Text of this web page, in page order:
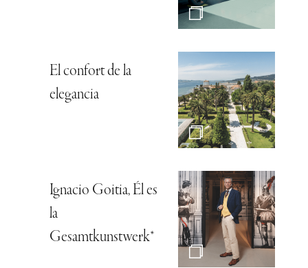
El confort de la
elegancia
Ignacio Goitia, Él es
la
Gesamtkunstwerk*